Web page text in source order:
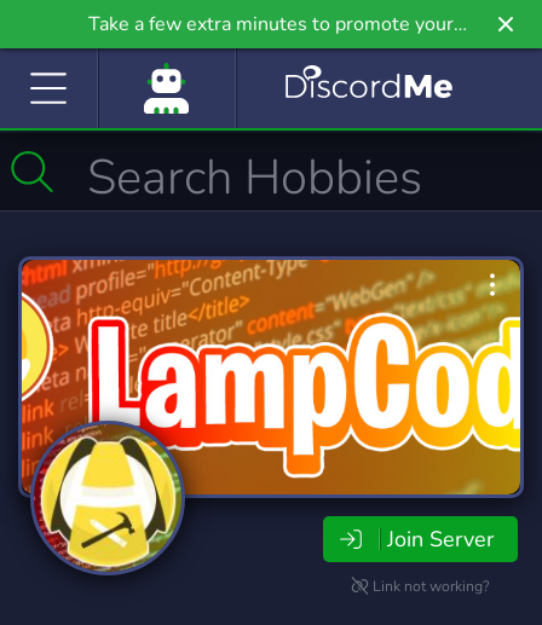
Take a few extra minutes to promote your
community even further on Griv.io, our newest
Join Server
Link not working?